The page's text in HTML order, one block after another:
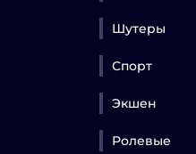
Шутеры
Спорт
Экшен
Ролевые